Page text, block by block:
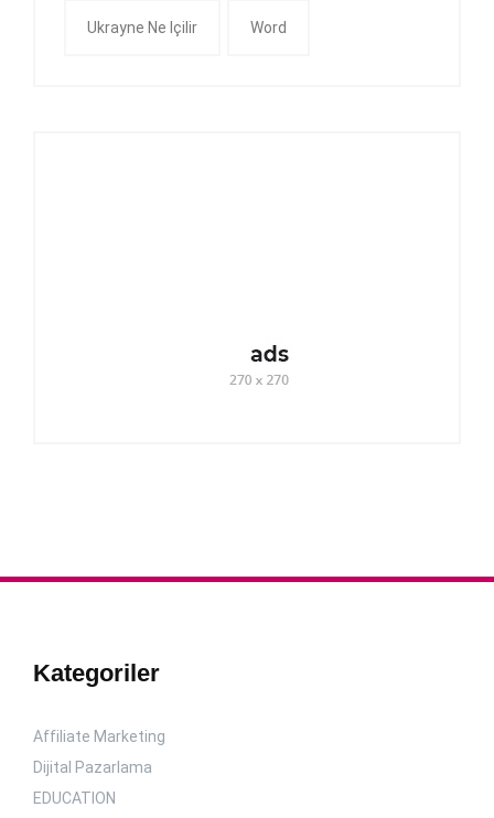
Ukrayne Ne Içilir Word
Kategoriler
Affiliate Marketing
Dijital Pazarlama
EDUCATION